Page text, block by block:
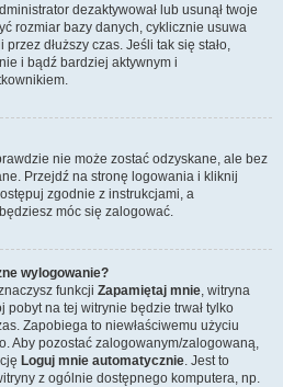
dezaktywował lub usunął twoje
rozmiar bazy danych, cyklicznie usuwa
dłuższy czas. Jeśli tak się stało,
i bądź bardziej aktywnym i
nie może zostać odzyskane, ale bez
Przejdź na stronę logowania i kliknij
zgodnie z instrukcjami, a
móc się zalogować.
wylogowanie?
funkcji Zapamiętaj mnie, witryna
pobyt na tej witrynie będzie trwał tylko
Zapobiega to niewłaściwemu użyciu
Aby pozostać zalogowanym/zalogowaną,
Loguj mnie automatycznie. Jest to
z ogólnie dostępnego komputera, np.